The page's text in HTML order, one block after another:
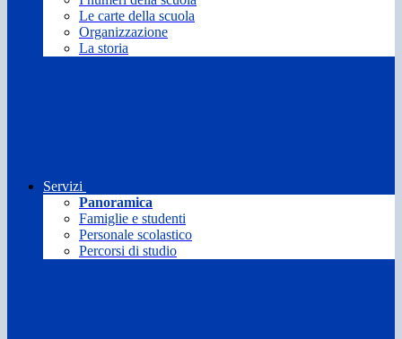
Le carte della scuola
Organizzazione
La storia
Servizi
Panoramica
Famiglie e studenti
Personale scolastico
Percorsi di studio